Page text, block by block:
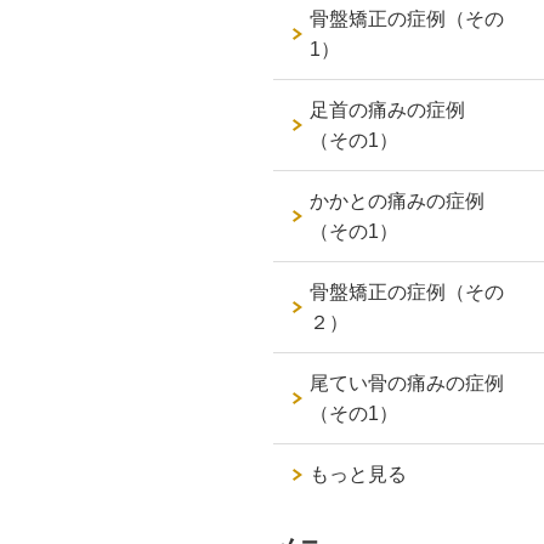
骨盤矯正の症例（その
1）
足首の痛みの症例
（その1）
かかとの痛みの症例
（その1）
骨盤矯正の症例（その
２）
尾てい骨の痛みの症例
（その1）
もっと見る